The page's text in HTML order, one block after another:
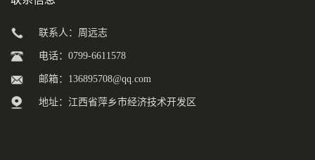
联系人：周远志
电话：0799-6611578
邮箱： 136895708@qq.com
地址：江西省萍乡市经济技术开发区